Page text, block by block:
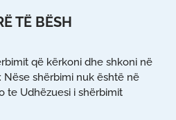
TË BËSH
që kërkoni dhe shkoni në
Nëse shërbimi nuk është në
te Udhëzuesi i shërbimit